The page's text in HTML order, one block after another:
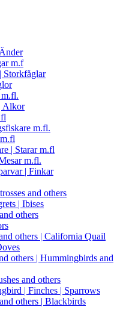
m.f
Storkfåglar
m.fl.
Alkor
m.fl.
| Starar m.fl
m.fl.
| Finkar
and others
| Ibises
others
others | California Quail
others | Hummingbirds and
and others
| Finches | Sparrows
others | Blackbirds